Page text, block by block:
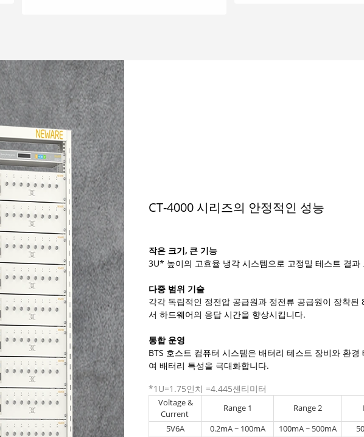
CT-4000 시리즈의 안정적인 성능
작은 크기, 큰 기능
3U* 높이의 고효율 냉각 시스템으로 고정밀 테스트 결과
다중 범위 기술
각각 독립적인 정전압 공급원과 정전류 공급원이 장착된
서 하드웨어의 응답 시간을 향상시킵니다.
통합 운영
BTS 호스트 컴퓨터 시스템은 배터리 테스트 장비와 환경
여 배터리 특성을 극대화합니다.
*1U=1.75인치 =4.445센티미터
Voltage &
Current
Range 1 Range 2
5V6A
0.2mA ~ 100mA 100mA ~ 500mA